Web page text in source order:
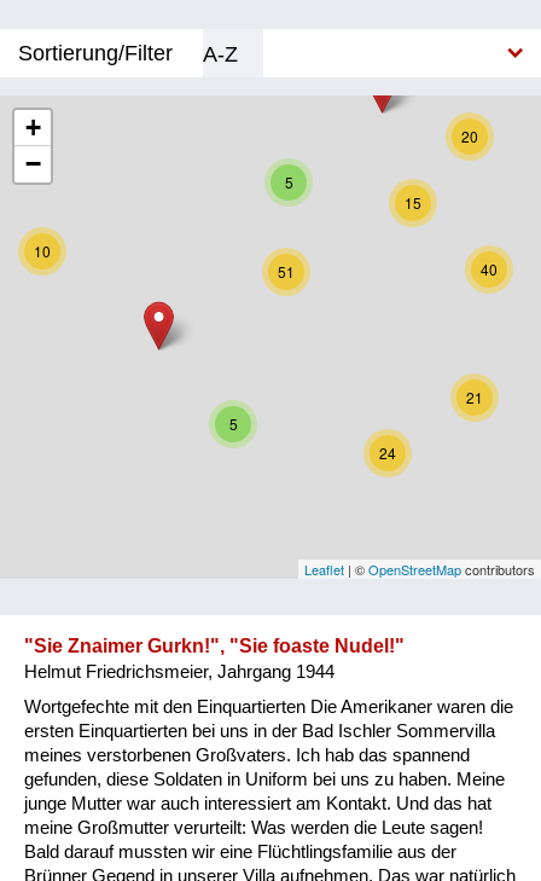
Sortierung/Filter
A-Z
Bundesland
Burgenland
Kärnten
Salzburg
Vorarlberg
Kategorie
Besatzungsmächte
Frauen, Mütter, Kinder
Versorgung
15
24
40
5
20
51
21
5
10
+
−
Leaflet | ©OpenStreetMapcontributors
"Sie Znaimer Gurkn!", "Sie foaste Nudel!"
Helmut Friedrichsmeier, Jahrgang 1944
Wortgefechte mit den Einquartierten Die Amerikaner waren die
ersten Einquartierten bei uns in der Bad Ischler Sommervilla
meines verstorbenen Großvaters. Ich hab das spannend
gefunden, diese Soldaten in Uniform bei uns zu haben. Meine
junge Mutter war auch interessiert am Kontakt. Und das hat
meine Großmutter verurteilt: Was werden die Leute sagen!
Bald darauf mussten wir eine Flüchtlingsfamilie aus der
Brünner Gegend in unserer Villa aufnehmen. Das war natürlich